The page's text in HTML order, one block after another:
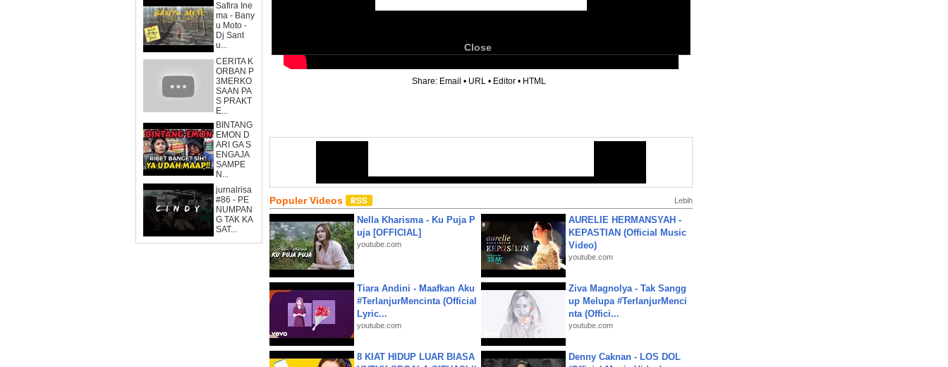
Safira Ine
ma - Bany
u Moto -
Dj Sant
u...
CERITA K
ORBAN P
3MERKO
SAAN PA
S PRAKT
E...
BINTANG
EMON D
ARI GA S
ENGAJA
SAMPE
N...
jurnalrisa
#86 - PE
NUMPAN
G TAK KA
SAT...
Close
Share: Email • URL • Editor • HTML
Populer Videos Lebih
Nella Kharisma - Ku Puja P
uja [OFFICIAL]
youtube.com
AURELIE HERMANSYAH -
KEPASTIAN (Official Music
Video)
youtube.com
Tiara Andini - Maafkan Aku
#TerlanjurMencinta (Official
Lyric...
youtube.com
Ziva Magnolya - Tak Sangg
up Melupa #TerlanjurMenci
nta (Offici...
youtube.com
8 KIAT HIDUP LUAR BIASA
Denny Caknan - LOS DOL